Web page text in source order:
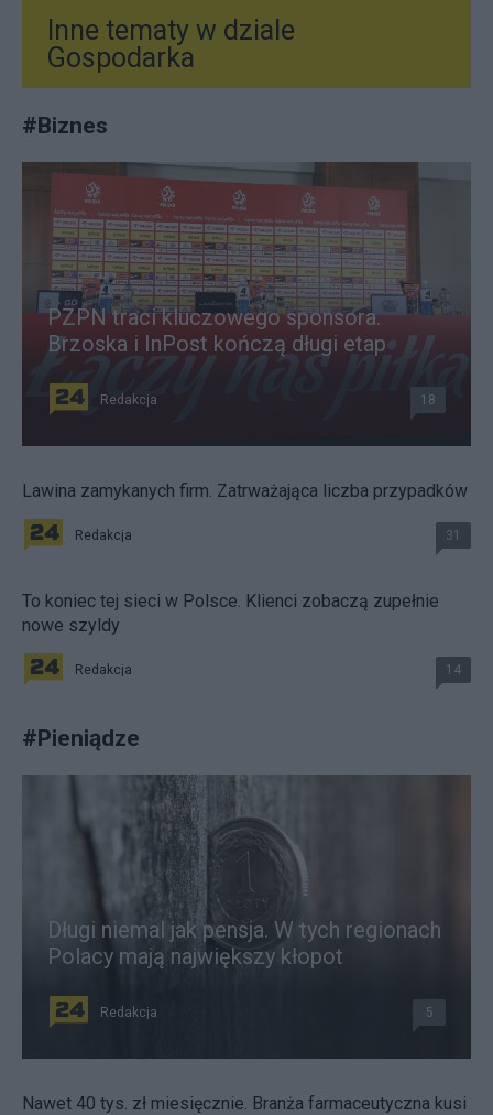
Inne tematy w dziale
Gospodarka
#Biznes
PZPN traci kluczowego sponsora.
Brzoska i InPost kończą długi etap
Redakcja 18
Lawina zamykanych firm. Zatrważająca liczba przypadków
Redakcja 31
To koniec tej sieci w Polsce. Klienci zobaczą zupełnie
nowe szyldy
Redakcja 14
#Pieniądze
Długi niemal jak pensja. W tych regionach
Polacy mają największy kłopot
Redakcja 5
Nawet 40 tys. zł miesięcznie. Branża farmaceutyczna kusi